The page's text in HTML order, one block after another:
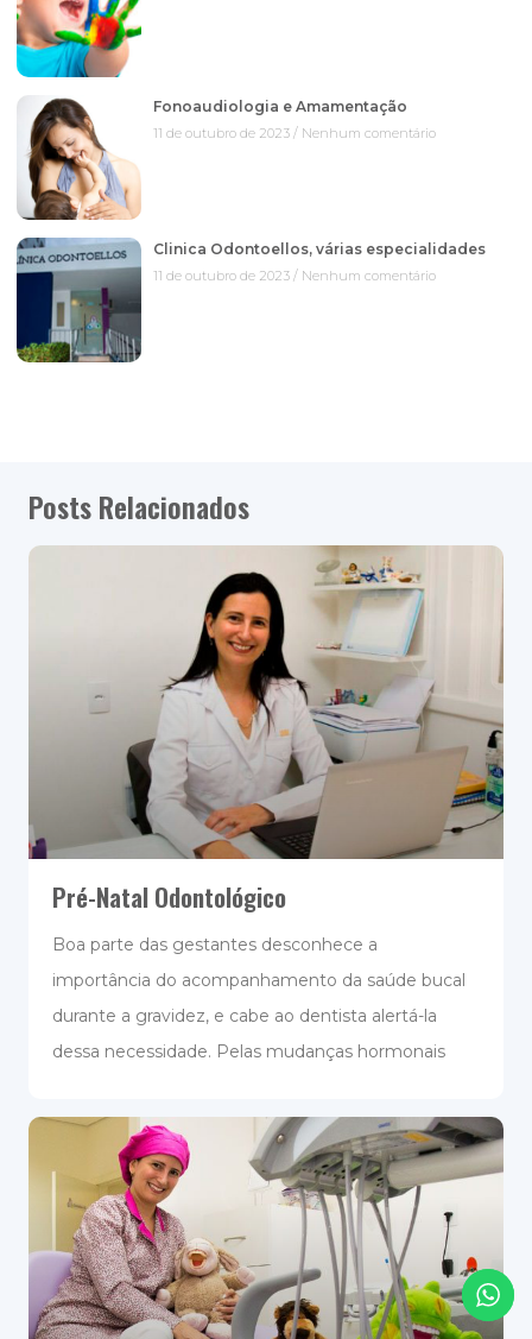
Fonoaudiologia e Amamentação
11 de outubro de 2023 Nenhum comentário
Clinica Odontoellos, várias especialidades
11 de outubro de 2023 Nenhum comentário
Posts Relacionados
Pré-Natal Odontológico
Boa parte das gestantes desconhece a
importância do acompanhamento da saúde bucal
durante a gravidez, e cabe ao dentista alertá-la
dessa necessidade. Pelas mudanças hormonais